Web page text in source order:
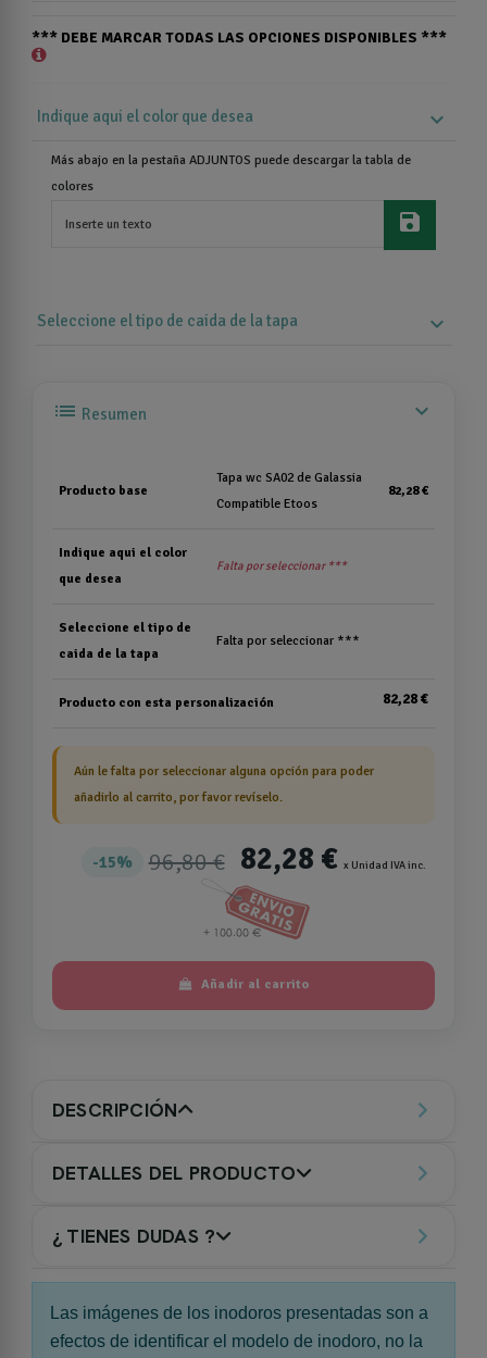
*** DEBE MARCAR TODAS LAS OPCIONES DISPONIBLES ***
Indique aqui el color que desea expand_more
Más abajo en la pestaña ADJUNTOS puede descargar la tabla de
colores
save
Seleccione el tipo de caida de la tapa expand_more
list Resumen expand_more
Producto base
Tapa wc SA02 de Galassia
Compatible Etoos
82,28 €
Indique aqui el color
que desea
Falta por seleccionar ***
Seleccione el tipo de
caida de la tapa
Falta por seleccionar ***
Producto con esta personalización 82,28 €
Aún le falta por seleccionar alguna opción para poder
añadirlo al carrito, por favor revíselo.
15% 96,80 € 82,28 € x Unidad IVA inc.
Añadir al carrito
DESCRIPCIÓN
DETALLES DEL PRODUCTO
¿ TIENES DUDAS ?
Las imágenes de los inodoros presentadas son a
efectos de identificar el modelo de inodoro, no la